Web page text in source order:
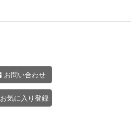
お問い合わせ
お気に入り登録